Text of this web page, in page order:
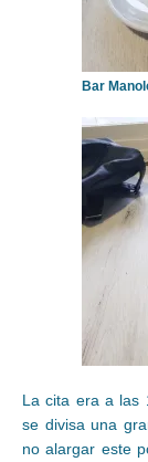
Bar
La cita era a las
se divisa una
no alargar este